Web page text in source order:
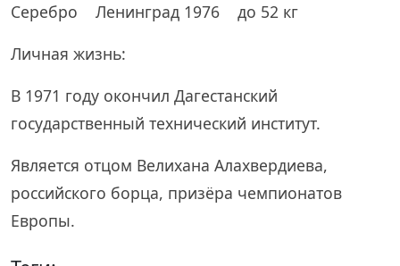
Серебро Ленинград 1976 до 52 кг
Личная жизнь:
В 1971 году окончил Дагестанский
государственный технический институт.
Является отцом Велихана Алахвердиева,
российского борца, призёра чемпионатов
Европы.